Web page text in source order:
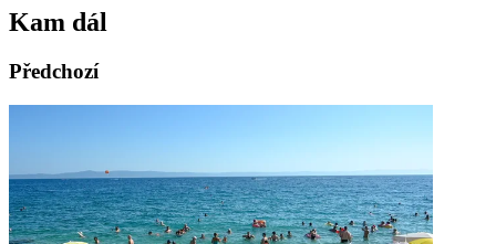
Kam dál
Předchozí